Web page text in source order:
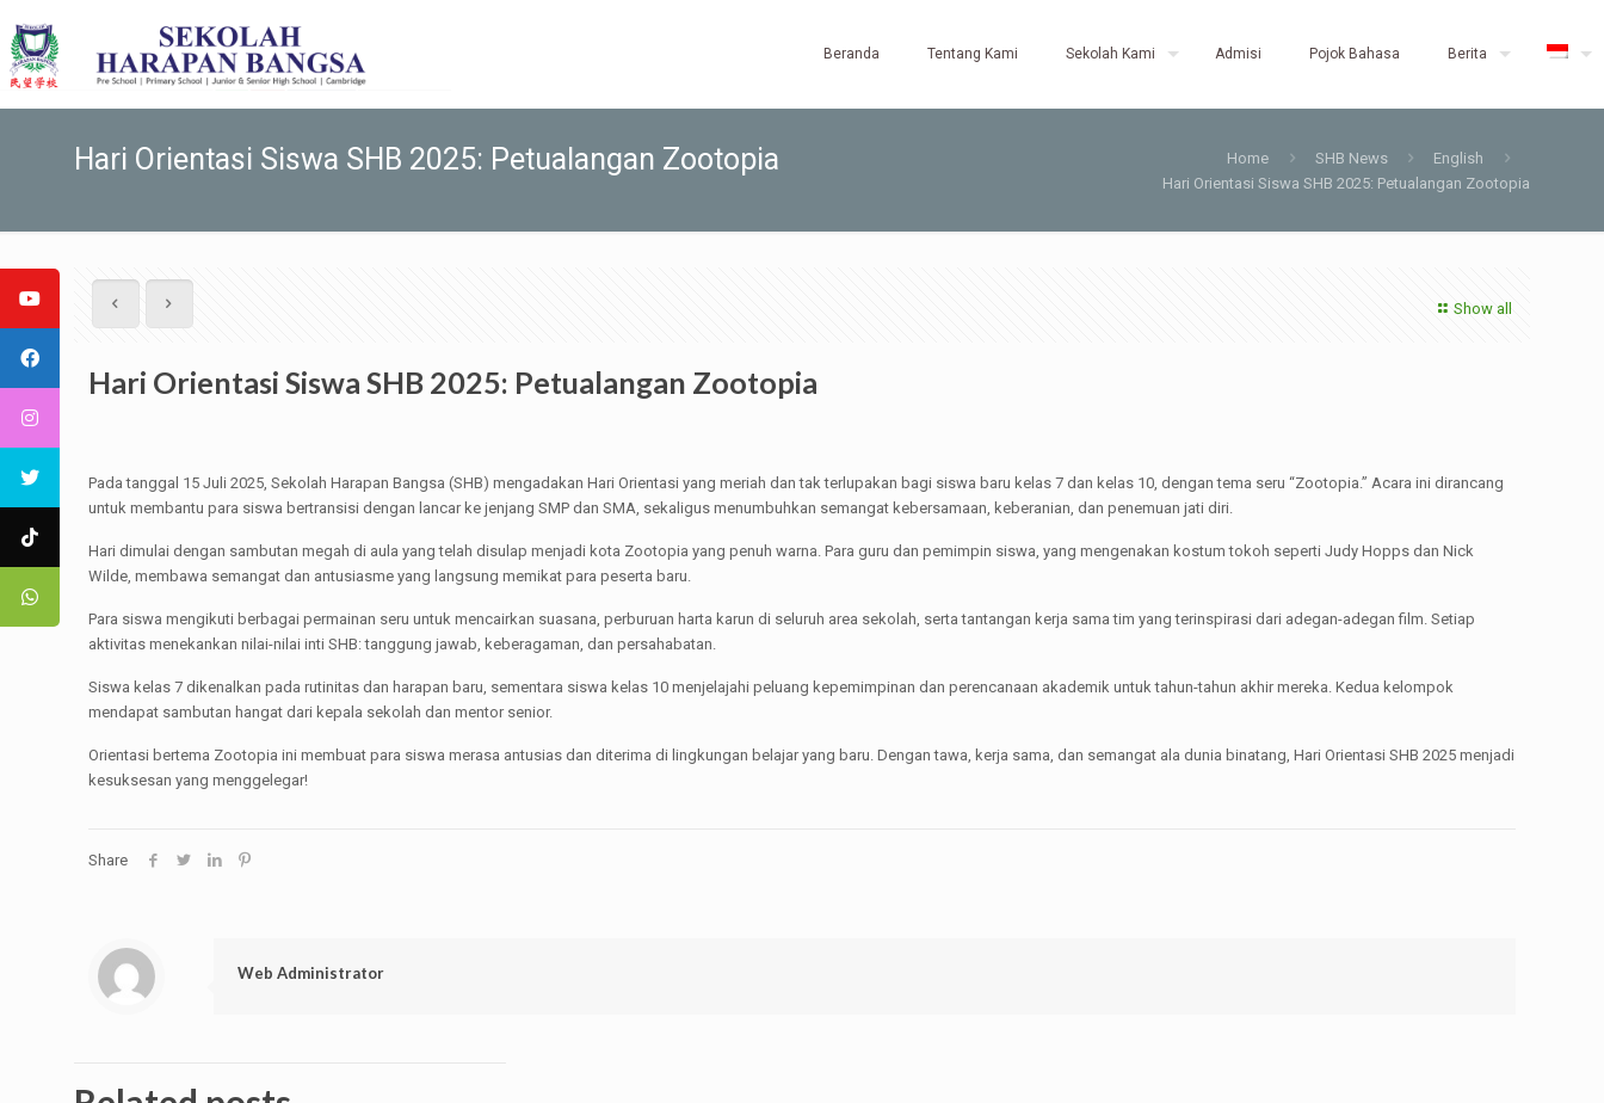
Beranda Tentang Kami Sekolah Kami Admisi Pojok Bahasa Berita
Hari Orientasi Siswa SHB 2025: Petualangan Zootopia Home SHB News
English
Hari Orientasi Siswa SHB 2025: Petualangan Zootopia
Show all
Hari Orientasi Siswa SHB 2025: Petualangan Zootopia
Pada tanggal 15 Juli 2025, Sekolah Harapan Bangsa (SHB) mengadakan Hari Orientasi yang meriah dan tak terlupakan bagi siswa baru kelas 7 dan kelas 10, dengan tema seru “Zootopia.” Acara ini dirancang
untuk membantu para siswa bertransisi dengan lancar ke jenjang SMP dan SMA, sekaligus menumbuhkan semangat kebersamaan, keberanian, dan penemuan jati diri.
Hari dimulai dengan sambutan megah di aula yang telah disulap menjadi kota Zootopia yang penuh warna. Para guru dan pemimpin siswa, yang mengenakan kostum tokoh seperti Judy Hopps dan Nick
Wilde, membawa semangat dan antusiasme yang langsung memikat para peserta baru.
Para siswa mengikuti berbagai permainan seru untuk mencairkan suasana, perburuan harta karun di seluruh area sekolah, serta tantangan kerja sama tim yang terinspirasi dari adegan-adegan film. Setiap
aktivitas menekankan nilai-nilai inti SHB: tanggung jawab, keberagaman, dan persahabatan.
Siswa kelas 7 dikenalkan pada rutinitas dan harapan baru, sementara siswa kelas 10 menjelajahi peluang kepemimpinan dan perencanaan akademik untuk tahun-tahun akhir mereka. Kedua kelompok
mendapat sambutan hangat dari kepala sekolah dan mentor senior.
Orientasi bertema Zootopia ini membuat para siswa merasa antusias dan diterima di lingkungan belajar yang baru. Dengan tawa, kerja sama, dan semangat ala dunia binatang, Hari Orientasi SHB 2025 menjadi
kesuksesan yang menggelegar!
Share
Web Administrator